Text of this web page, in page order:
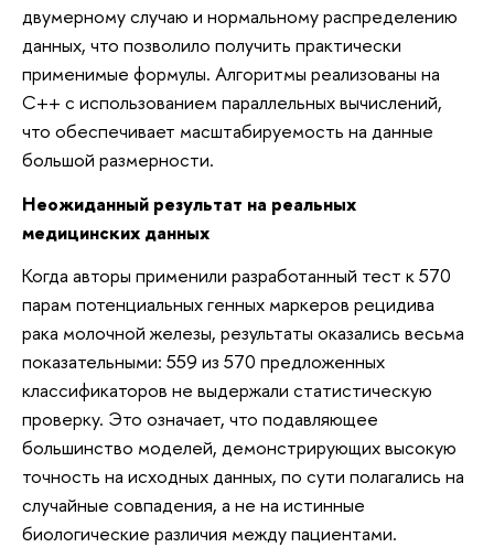
двумерному случаю и нормальному распределению
данных, что позволило получить практически
применимые формулы. Алгоритмы реализованы на
C++ с использованием параллельных вычислений,
что обеспечивает масштабируемость на данные
большой размерности.
Неожиданный результат на реальных
медицинских данных
Когда авторы применили разработанный тест к 570
парам потенциальных генных маркеров рецидива
рака молочной железы, результаты оказались весьма
показательными: 559 из 570 предложенных
классификаторов не выдержали статистическую
проверку. Это означает, что подавляющее
большинство моделей, демонстрирующих высокую
точность на исходных данных, по сути полагались на
случайные совпадения, а не на истинные
биологические различия между пациентами.